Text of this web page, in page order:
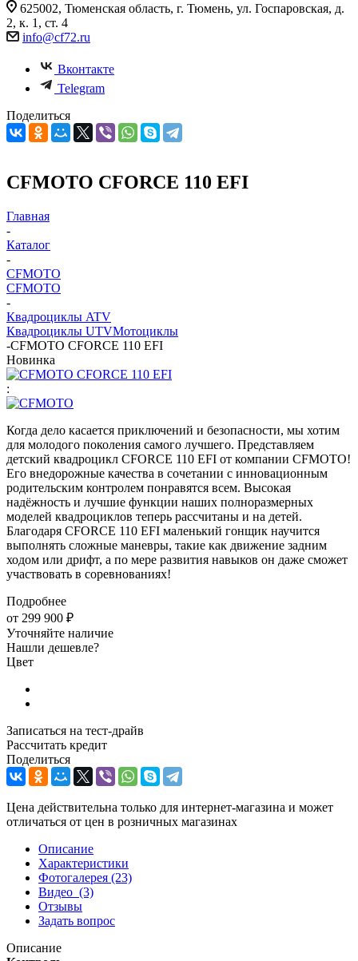
625002, Тюменская область, г. Тюмень, ул. Госпаровская, д.
2, к. 1, ст. 4
info@cf72.ru
Вконтакте
Telegram
Поделиться
CFMOTO CFORCE 110 EFI
Главная
-
Каталог
-
CFMOTO
CFMOTO
-
Квадроциклы ATV
Квадроциклы UTVМотоциклы
-CFMOTO CFORCE 110 EFI
Новинка
:
Когда дело касается приключений и безопасности, мы хотим
для молодого поколения самого лучшего. Представляем
детский квадроцикл CFORCE 110 EFI от компании CFMOTO!
Его внедорожные качества в сочетании с инновационным
родительским контролем понравятся всем. Высокая
надёжность и лучшие функции наших полноразмерных
моделей квадроциклов теперь рассчитаны и на детей.
Благодаря CFORCE 110 EFI маленький гонщик научится
выполнять сложные маневры, такие как движение задним
ходом или дрифт, а по мере развития навыков он даже сможет
участвовать в соревнованиях!
Подробнее
от 299 900 ₽
Уточняйте наличие
Нашли дешевле?
Цвет
Записаться на тест-драйв
Рассчитать кредит
Поделиться
Цена действительна только для интернет-магазина и может
отличаться от цен в розничных магазинах
Описание
Характеристики
Фотогалерея (23)
Видео (3)
Отзывы
Задать вопрос
Описание